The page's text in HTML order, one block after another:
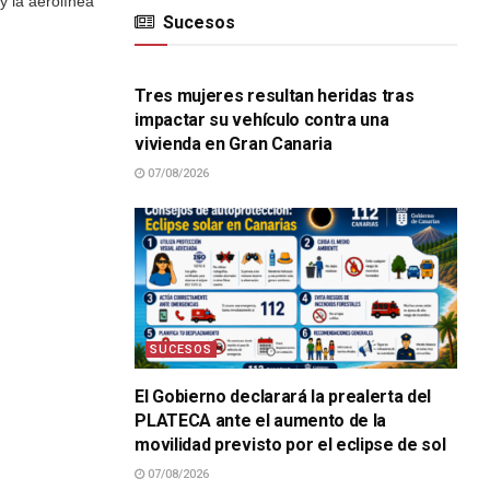
Sucesos
SUCESOS
Tres mujeres resultan heridas tras
impactar su vehículo contra una
vivienda en Gran Canaria
07/08/2026
SUCESOS
El Gobierno declarará la prealerta del
PLATECA ante el aumento de la
movilidad previsto por el eclipse de sol
07/08/2026